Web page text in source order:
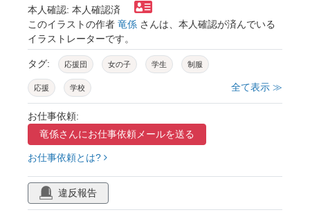
本人確認: 本人確認済
このイラストの作者 竜係 さんは、本人確認が済んでいる
イラストレーターです。
タグ: 応援団 女の子 学生 制服
応援 学校 全て表示 ≫
お仕事依頼:
竜係さんにお仕事依頼メールを送る
お仕事依頼とは?
違反報告